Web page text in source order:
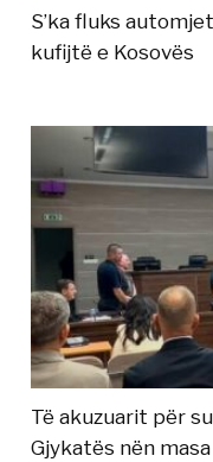
S’ka fluks
kufijtë e Kosovës
Të akuzuarit për
Gjykatës nën